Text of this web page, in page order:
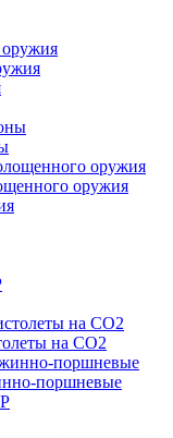
оружия
на CO2
поршневые